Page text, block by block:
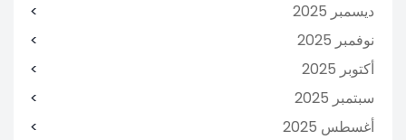
ديسمبر 2025
نوفمبر 2025
أكتوبر 2025
سبتمبر 2025
أغسطس 2025